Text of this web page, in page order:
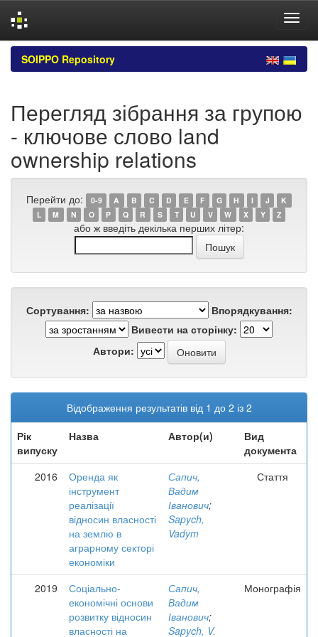
Skip
navigation
SOIPPO Repository
Перегляд зібрання за групою
- ключове слово land
ownership relations
Перейти до: 0-9 A B C D E F G H I J
K
L
M N O P Q R S T U V W X Y Z
або ж введіть декілька перших літер:
Сортування:
Впорядкування:
Вивести на сторінку:
Автори:
Відображення результатів від 1 до 2 із 2
Рік
випуску
Назва Автор(и)
Вид
документа
2016
Оренда як
інструмент
реалізації
відносин власності
на землю в
аграрному секторі
економіки
Сапич,
Вадим
Іванович;
Sapych,
Vadym
Стаття
2019
Соціально-
економічні основи
розвитку відносин
власності на
Сапич,
Вадим
Іванович;
Sapych, V.
Монографія